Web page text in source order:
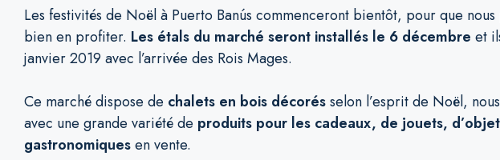
Les festivités de Noël à Puerto Banús commenceront bientôt, pour que
bien en profiter. Les étals du marché seront installés le 6 décembre et
janvier 2019 avec l’arrivée des Rois Mages.
Ce marché dispose de chalets en bois décorésselon l’esprit de Noël,
avec une grande variété de produits pour les cadeaux, de jouets,
gastronomiquesen vente.